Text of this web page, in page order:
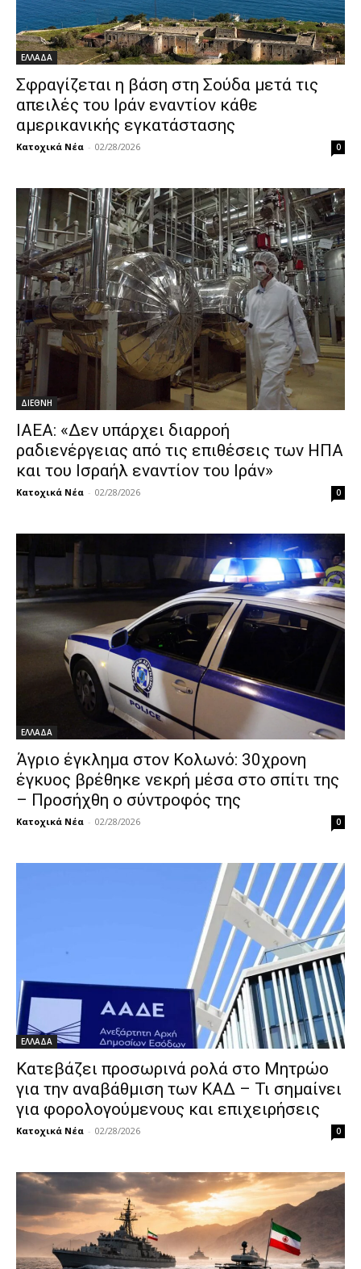
ΕΛΛΑΔΑ
Σφραγίζεται η βάση στη Σούδα μετά τις
απειλές του Ιράν εναντίον κάθε
αμερικανικής εγκατάστασης
Κατοχικά Νέα - 02/28/2026 0
ΔΙΕΘΝΗ
IAEA: «Δεν υπάρχει διαρροή
ραδιενέργειας από τις επιθέσεις των ΗΠΑ
και του Ισραήλ εναντίον του Ιράν»
Κατοχικά Νέα - 02/28/2026 0
ΕΛΛΑΔΑ
Άγριο έγκλημα στον Κολωνό: 30χρονη
έγκυος βρέθηκε νεκρή μέσα στο σπίτι της
– Προσήχθη ο σύντροφός της
Κατοχικά Νέα - 02/28/2026 0
ΕΛΛΑΔΑ
Κατεβάζει προσωρινά ρολά στο Μητρώο
για την αναβάθμιση των ΚΑΔ – Τι σημαίνει
για φορολογούμενους και επιχειρήσεις
Κατοχικά Νέα - 02/28/2026 0